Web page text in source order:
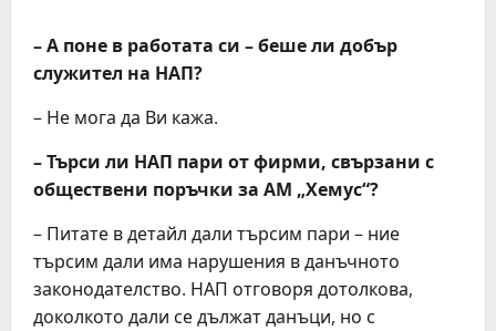
– А поне в работата си – беше ли добър
служител на НАП?
– Не мога да Ви кажа.
– Търси ли НАП пари от фирми, свързани с
обществени поръчки за АМ „Хемус“?
– Питате в детайл дали търсим пари – ние
търсим дали има нарушения в данъчното
законодателство. НАП отговоря дотолкова,
доколкото дали се дължат данъци, но с